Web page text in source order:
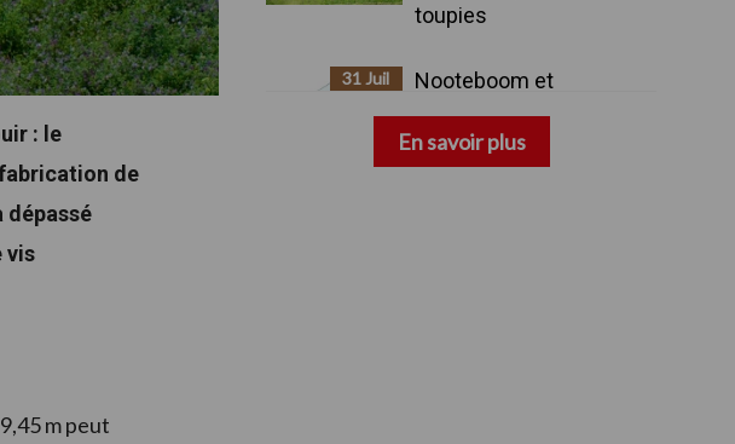
: le
de
dépassé
vis
m peut
toupies
31 Juil
Nooteboom et
une remorque militaire
avancée à huit essieux
En savoir plus